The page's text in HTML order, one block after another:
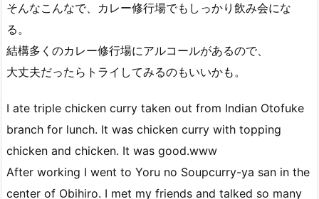
そんなこんなで、カレー修行場でもしっかり飲み会にな
る。
結構多くのカレー修行場にアルコールがあるので、
大丈夫だったらトライしてみるのもいいかも。
I ate triple chicken curry taken out from Indian Otofuke
branch for lunch. It was chicken curry with topping
chicken and chicken. It was good.www
After working I went to Yoru no Soupcurry-ya san in the
center of Obihiro. I met my friends and talked so many